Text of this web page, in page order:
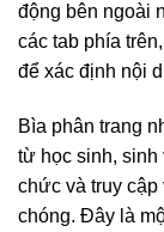
động bên ngoài
các tab phía
để xác định nội
Bìa phân trang
từ học sinh, sinh
chức và truy cập
chóng. Đây là